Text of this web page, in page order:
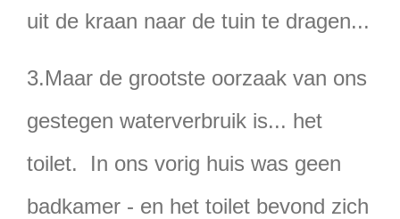
uit de kraan naar de tuin te dragen...
3.Maar de grootste oorzaak van ons
gestegen waterverbruik is... het
toilet. In ons vorig huis was geen
badkamer - en het toilet bevond zich